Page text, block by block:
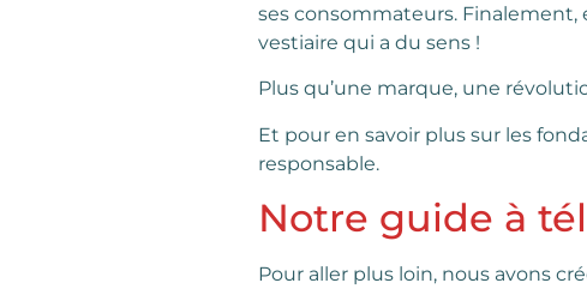
ses consommateurs.
vestiaire qui a du sens !
Plus qu’une marque, une
Et pour en savoir plus sur les
responsable.
Notre guide à
Pour aller plus loin, nous avons